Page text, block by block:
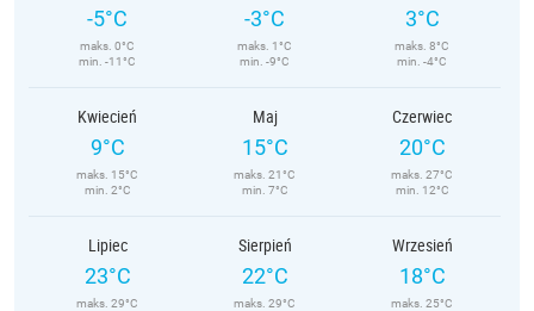
-5°C
maks. 0°C
min. -11°C
-3°C
maks. 1°C
min. -9°C
3°C
maks. 8°C
min. -4°C
Kwiecień
9°C
maks. 15°C
min. 2°C
Maj
15°C
maks. 21°C
min. 7°C
Czerwiec
20°C
maks. 27°C
min. 12°C
Lipiec
23°C
maks. 29°C
Sierpień
22°C
maks. 29°C
Wrzesień
18°C
maks. 25°C